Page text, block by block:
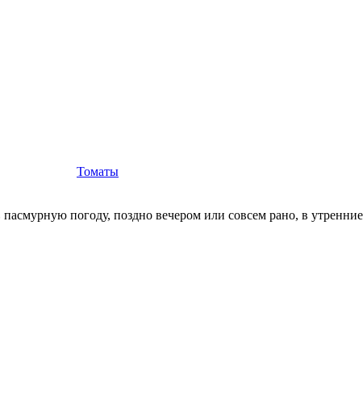
Томаты
погоду, поздно вечером или совсем рано, в